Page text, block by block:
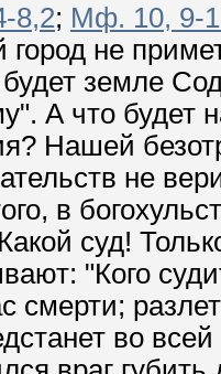
8,2; Мф. 10, 9-
город не
земле
А что будет
Нашей
не
в
суд!
"Кого
смерти;
во